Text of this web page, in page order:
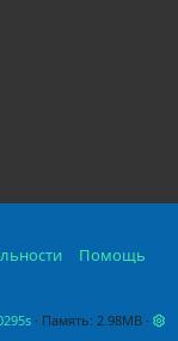
Помощь
Память 2.98MB